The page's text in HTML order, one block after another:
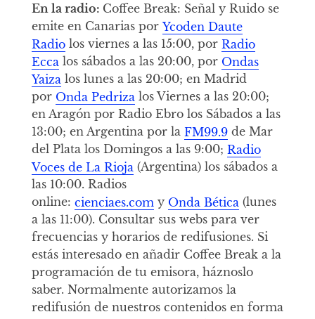
En la radio: Coffee Break: Señal y Ruido se
emite en Canarias por Ycoden Daute
Radiolos viernes a las 15:00, por Radio
Ecca los sábados a las 20:00, por Ondas
Yaiza los lunes a las 20:00; en Madrid
por Onda Pedriza los Viernes a las 20:00;
en Aragón por Radio Ebro los Sábados a las
13:00; en Argentina por la FM99.9de Mar
del Plata los Domingos a las 9:00; Radio
Voces de La Rioja (Argentina) los sábados a
las 10:00. Radios
online: cienciaes.com y Onda Bética (lunes
a las 11:00). Consultar sus webs para ver
frecuencias y horarios de redifusiones. Si
estás interesado en añadir Coffee Break a la
programación de tu emisora, háznoslo
saber. Normalmente autorizamos la
redifusión de nuestros contenidos en forma